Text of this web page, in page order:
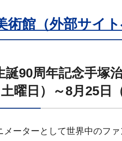
術館（外部サイト
90周年記念手塚治
曜日）～8月25日
メーターとして世界中のフ